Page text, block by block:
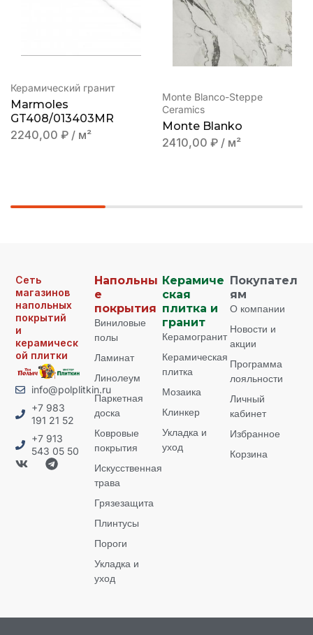
Керамический гранит
Marmoles
GT408/013403MR
2240,00 ₽ / м²
Monte Blanco-Steppe
Ceramics
Monte Blanko
2410,00 ₽ / м²
Сеть
магазинов
напольных
покрытий
и
керамическ
ой плитки
info@polplitkin.ru
+7 983
191 21 52
+7 913
543 05 50
Напольны
е
покрытия
Виниловые
полы
Ламинат
Линолеум
Паркетная
доска
Ковровые
покрытия
Искусственная
трава
Грязезащита
Плинтусы
Пороги
Укладка и
уход
Керамиче
ская
плитка и
гранит
Керамогранит
Керамическая
плитка
Мозаика
Клинкер
Укладка и
уход
Покупател
ям
О компании
Новости и
акции
Программа
лояльности
Личный
кабинет
Избранное
Корзина